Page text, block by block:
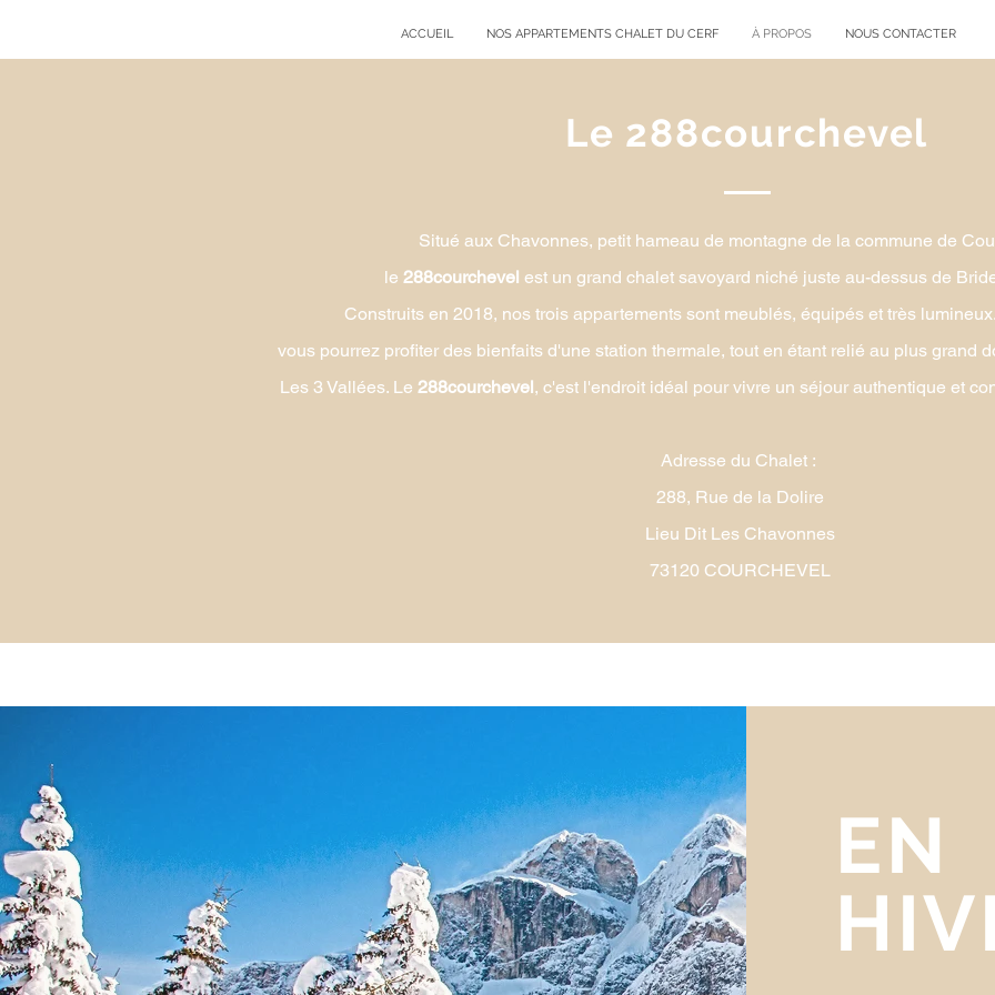
ACCUEIL NOS APPARTEMENTS CHALET DU CERF À PROPOS NOUS CONTACTER
Le 288courchevel
Situé aux Chavonnes, petit hameau de montagne de la commune de
le 288courchevel est un grand chalet savoyard niché juste au-dessus de
Construits en 2018, nos trois appartements sont meublés, équipés et très
vous pourrez profiter des bienfaits d'une station thermale, tout en étant relié au plus grand
Les 3 Vallées. Le 288courchevel, c'est l'endroit idéal pour vivre un séjour authentique et
Adresse du Chalet :
288, Rue de la Dolire
Lieu Dit Les Chavonnes
73120 COURCHEVEL
EN